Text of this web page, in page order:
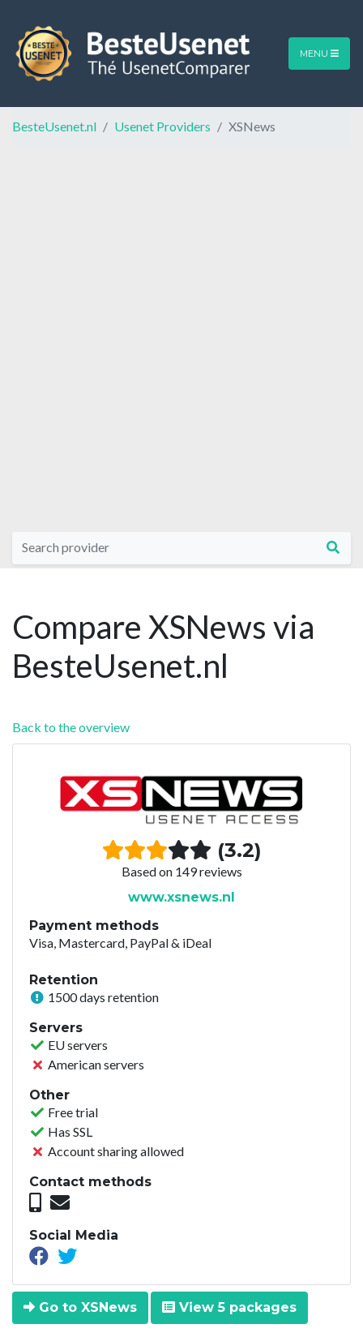
MENU
BesteUsenet.nl Usenet Providers XSNews
Compare XSNews via
BesteUsenet.nl
Back to the overview
(3.2)
Based on 149 reviews
www.xsnews.nl
Payment methods
Visa, Mastercard, PayPal & iDeal
Retention
1500 days retention
Servers
EU servers
American servers
Other
Free trial
Has SSL
Account sharing allowed
Contact methods
Social Media
Go to XSNews View 5 packages